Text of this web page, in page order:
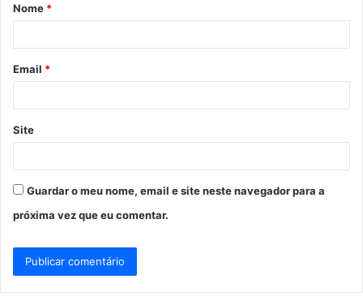
r
*
Nome *
Email *
Site
Guardar o meu nome, email e site neste navegador para a
próxima vez que eu comentar.